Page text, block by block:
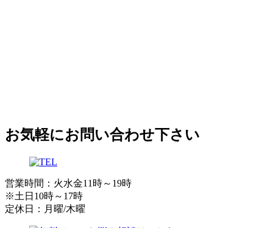
お気軽にお問い合わせ下さい
営業時間：火水金11時～19時
※土日10時～17時
定休日：月曜/木曜